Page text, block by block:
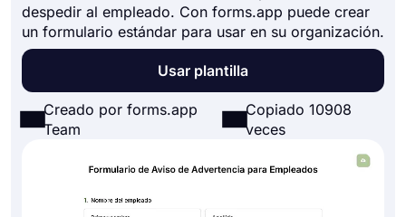
despedir al empleado. Con forms.app puede crear
un formulario estándar para usar en su organización.
Usar plantilla
Creado por forms.app
Team
Copiado 10908
veces